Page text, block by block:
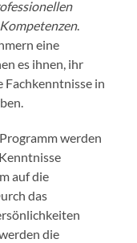
.
eine
es ihnen, ihr
Fachkenntnisse in
werden
auf die
das
die